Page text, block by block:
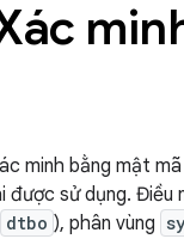
minh bằng mật
sử dụng.
dtbo ), phân vùng